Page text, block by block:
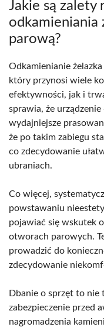
Jakie są zalety
odkamieniania
parową?
Odkamienianie
który przynosi wiele
efektywności, jak i
sprawia, że urządzenie
wydajniejsze
że po takim zabiegu
co zdecydowanie
ubraniach.
Co więcej,
powstawaniu
pojawiać się wskutek
otworach parowych.
prowadzić do
zdecydowanie
Dbanie o sprzęt to
zabezpieczenie przed
nagromadzenia